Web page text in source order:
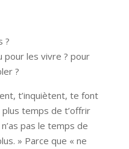
?
pour les vivre ? pour
?
t’inquiètent, te font
plus temps de t’offrir
pas le temps de
» Parce que « ne